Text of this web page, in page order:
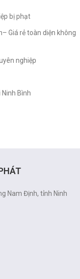
bị phạt
Giá rẻ toàn diện không
nghiệp
Bình
Nam Định, tỉnh Ninh